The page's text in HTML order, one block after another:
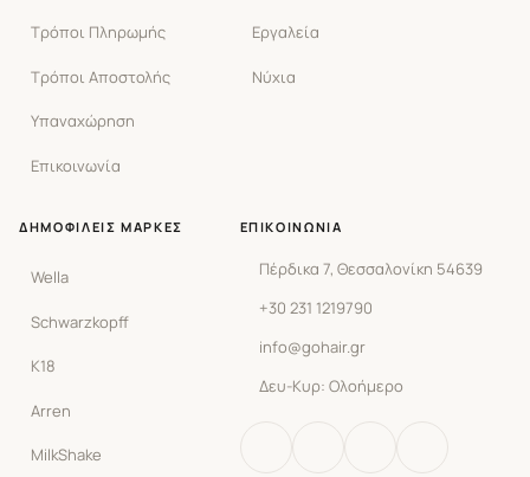
Τρόποι Πληρωμής
Τρόποι Αποστολής
Υπαναχώρηση
Επικοινωνία
Εργαλεία
Νύχια
ΔΗΜΟΦΙΛΕΊΣ ΜΆΡΚΕΣ
Wella
Schwarzkopff
K18
Arren
MilkShake
ΕΠΙΚΟΙΝΩΝΊΑ
Πέρδικα 7, Θεσσαλονίκη 54639
+30 231 1219790
info@gohair.gr
Δευ-Κυρ: Ολοήμερο